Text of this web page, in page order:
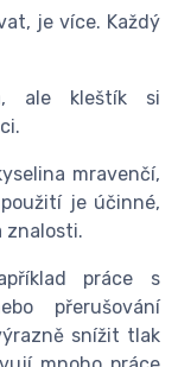
je více. Každý
ale kleštík si
mravenčí,
je účinné,
znalosti.
práce s
přerušování
snížit tlak